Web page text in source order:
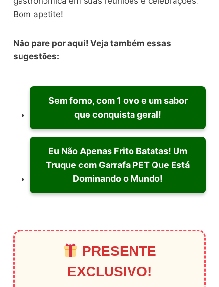
Bom apetite!
Não pare por aqui! Veja também essas
sugestões:
Sem forno, com 1 ovo e um sabor
que conquista geral!
Eu Não Apenas Frito Batatas! Um
Truque com Garrafa PET Que Está
Dominando o Mundo!
PRESENTE
EXCLUSIVO!